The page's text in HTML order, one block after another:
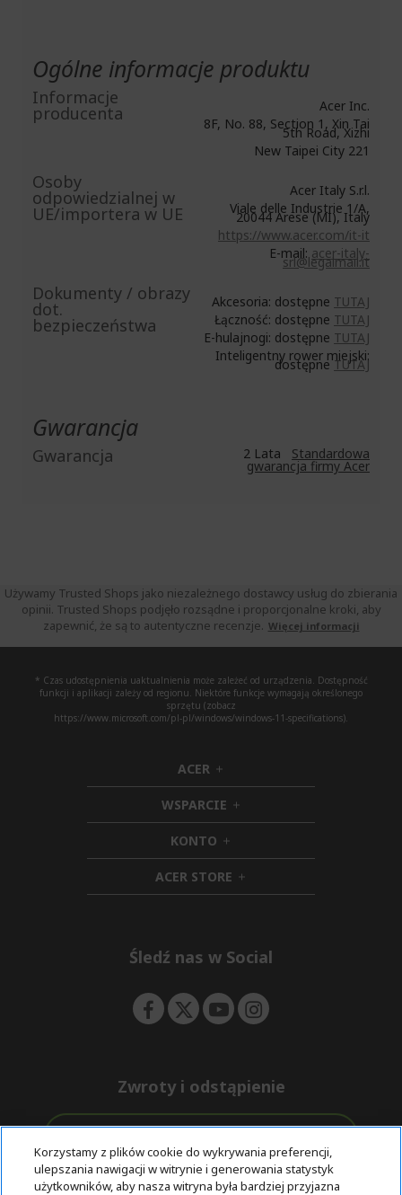
Ogólne informacje produktu
Informacje
producenta
Acer Inc.
8F, No. 88, Section 1, Xin Tai
5th Road, Xizhi
New Taipei City 221
Osoby
odpowiedzialnej w
UE/importera w UE
Acer Italy S.r.l.
Viale delle Industrie 1/A,
20044 Arese (MI), Italy
https://www.acer.com/it-it
E-mail:acer-italy-
srl@legalmail.it
Dokumenty / obrazy
dot.
bezpieczeństwa
Akcesoria: dostępne TUTAJ
Łączność: dostępne TUTAJ
E-hulajnogi: dostępne TUTAJ
Inteligentny rower miejski:
dostępneTUTAJ
Gwarancja
Gwarancja 2 Lata Standardowa
gwarancja firmy Acer
Używamy Trusted Shops jako niezależnego dostawcy usług do zbierania
opinii. Trusted Shops podjęło rozsądne i proporcjonalne kroki, aby
zapewnić, że są to autentyczne recenzje. Więcej informacji
* Czas udostępnienia uaktualnienia może zależeć od urządzenia. Dostępność
funkcji i aplikacji zależy od regionu. Niektóre funkcje wymagają określonego
sprzętu (zobacz
https://www.microsoft.com/pl-pl/windows/windows-11-specifications).
ACER h
i
d
d
e
n
WSPARCIE h
i
d
e
n
KONTO h
i
d
d
ACER STORE h
i
e
Śledź nas w Social
Zwroty i odstąpienie
Darmowa
Wsparcie
Bezpieczne
Korzystamy z plików cookie do wykrywania preferencji,
ulepszania nawigacji w witrynie i generowania statystyk
użytkowników, aby nasza witryna była bardziej przyjazna